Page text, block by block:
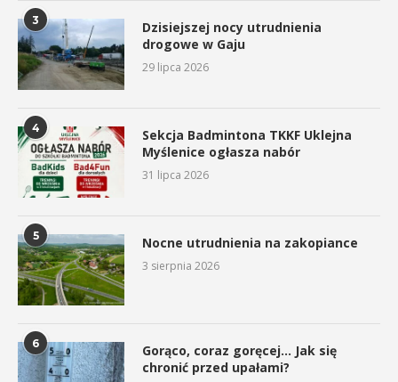
3
Dzisiejszej nocy utrudnienia
drogowe w Gaju
29 lipca 2026
4
Sekcja Badmintona TKKF Uklejna
Myślenice ogłasza nabór
31 lipca 2026
5 Nocne utrudnienia na zakopiance
3 sierpnia 2026
6
Gorąco, coraz goręcej… Jak się
chronić przed upałami?